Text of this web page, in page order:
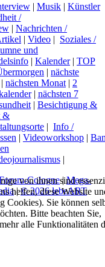
| Musik | Künstler
/
| Nachrichten /
| Video | Soziales /
und
| Kalender| TOP
| nächste
| nächsten Monat | 2
| nächsten 7
| Besichtigung &
&
| Info /
| Videoworkshop |
|
Cologne|Mega-
|© 2026 lebeART
von ihnen sind
helfen, diese Website
Cookies). Sie können
Bitte beachten Sie,
alle Funktionalitäten